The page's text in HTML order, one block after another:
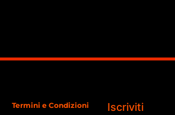
Termini e Condizioni Iscriviti